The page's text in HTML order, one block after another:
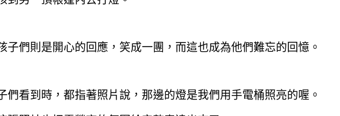
子們則是開心的回應 ，笑成一團 ，而這也成為他們難忘的回憶。
們看到時 ，都指著照片說 ，那邊的燈是我們用手電桶照亮的喔。